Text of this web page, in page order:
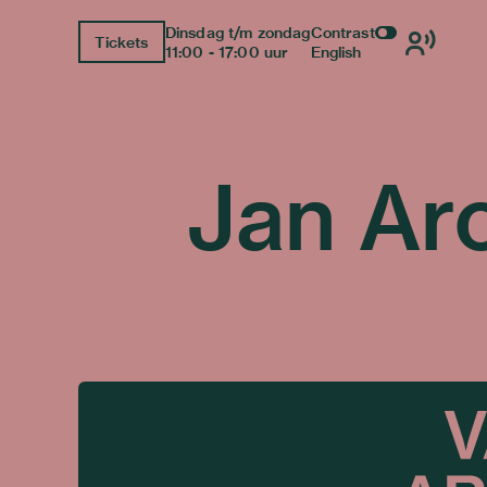
Tickets
Dinsdag t/m zondag
11:00 - 17:00 uur
Contrast
English
Jan